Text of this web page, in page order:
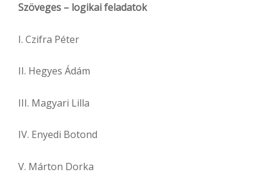
Szöveges – logikai feladatok
I. Czifra Péter
II. Hegyes Ádám
III. Magyari Lilla
IV. Enyedi Botond
V. Márton Dorka